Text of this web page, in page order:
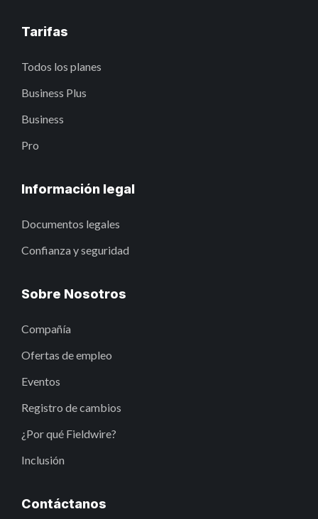
Tarifas
Todos los planes
Business Plus
Business
Pro
Información legal
Documentos legales
Confianza y seguridad
Sobre Nosotros
Compañía
Ofertas de empleo
Eventos
Registro de cambios
¿Por qué Fieldwire?
Inclusión
Contáctanos